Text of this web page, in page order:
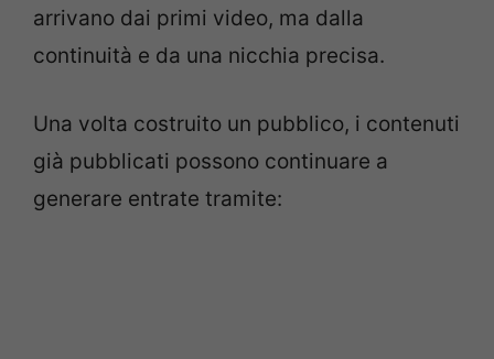
arrivano dai primi video, ma dalla
continuità e da una nicchia precisa.
Una volta costruito un pubblico, i contenuti
già pubblicati possono continuare a
generare entrate tramite: